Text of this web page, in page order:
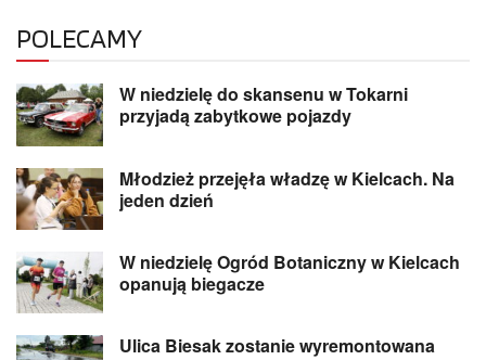
POLECAMY
W niedzielę do skansenu w Tokarni
przyjadą zabytkowe pojazdy
Młodzież przejęła władzę w Kielcach. Na
jeden dzień
W niedzielę Ogród Botaniczny w Kielcach
opanują biegacze
Ulica Biesak zostanie wyremontowana